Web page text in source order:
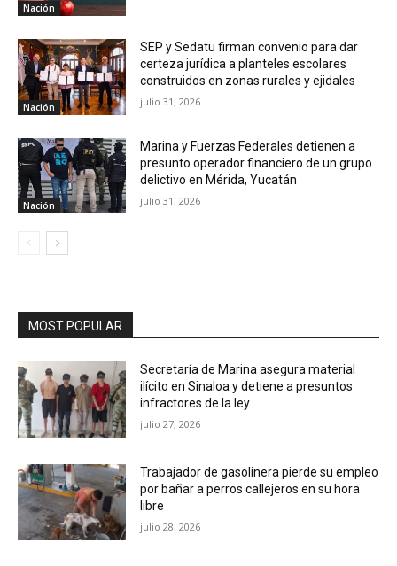
Nación
Nación
SEP y Sedatu firman convenio para dar
certeza jurídica a planteles escolares
construidos en zonas rurales y ejidales
julio 31, 2026
Nación
Marina y Fuerzas Federales detienen a
presunto operador financiero de un grupo
delictivo en Mérida, Yucatán
julio 31, 2026
MOST POPULAR
Secretaría de Marina asegura material
ilícito en Sinaloa y detiene a presuntos
infractores de la ley
julio 27, 2026
Trabajador de gasolinera pierde su empleo
por bañar a perros callejeros en su hora
libre
julio 28, 2026